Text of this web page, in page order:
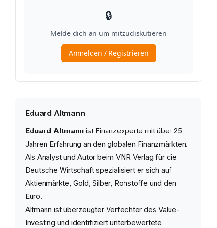
Eduard Altmann
Eduard Altmann ist Finanzexperte mit über 25
Jahren Erfahrung an den globalen Finanzmärkten.
Als Analyst und Autor beim VNR Verlag für die
Deutsche Wirtschaft spezialisiert er sich auf
Aktienmärkte, Gold, Silber, Rohstoffe und den
Euro.
Altmann ist überzeugter Verfechter des Value-
Investing und identifiziert unterbewertete